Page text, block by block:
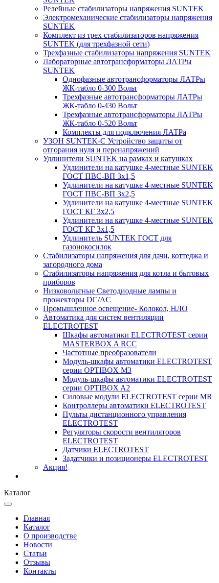
Релейные стабилизаторы напряжения SUNTEK
Электромеханические стабилизаторы напряжения
SUNTEK
Комплект из трех стабилизаторов напряжения
SUNTEK (для трехфазной сети)
Трехфазные стабилизаторы напряжения SUNTEK
Лабораторные автотрансформаторы ЛАТРы
SUNTEK
Однофазные автотрансформаторы ЛАТРы
ЖК-табло 0-300 Вольт
Трехфазные автотрансформаторы ЛАТРы
ЖК-табло 0-430 Вольт
Трехфазные автотрансформаторы ЛАТРы
ЖК-табло 0-520 Вольт
Комплекты для подключения ЛАТРа
УЗОН SUNTEK-C Устройство защиты от
отгорания нуля и перенапряжений
Удлинители SUNTEK на рамках и катушках
Удлинители на катушке 4-местные SUNTEK
ГОСТ ПВС-ВП 3х1,5
Удлинители на катушке 4-местные SUNTEK
ГОСТ ПВС-ВП 3х2,5
Удлинители на катушке 4-местные SUNTEK
ГОСТ КГ 3х2,5
Удлинители на катушке 4-местные SUNTEK
ГОСТ КГ 3х1,5
Удлинитель SUNTEK ГОСТ для
газонокосилок
Стабилизаторы напряжения для дачи, коттеджа и
загородного дома
Стабилизаторы напряжения для котла и бытовых
приборов
Низковольтные Светодиодные лампы и
прожекторы DC/AC
Промышленное освещение- Колокол, НЛО
Автоматика для систем вентиляции
ELECTROTEST
Шкафы автоматики ELECTROTEST серии
MASTERBOX A RCC
Частотные преобразователи
Модуль-шкафы автоматики ELECTROTEST
серии OPTIBOX M3
Модуль-шкафы автоматики ELECTROTEST
серии OPTIBOX A2
Силовые модули ELECTROTEST серии MR
Контроллеры автоматики ELECTROTEST
Пульты дистанционного управления
ELECTROTEST
Регуляторы скорости вентиляторов
ELECTROTEST
Датчики ELECTROTEST
Задатчики и позиционеры ELECTROTEST
Акция!
Каталог
Главная
Каталог
О производстве
Новости
Статьи
Отзывы
Контакты